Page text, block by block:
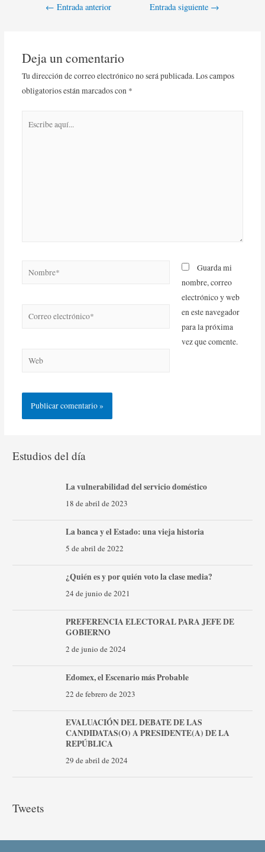
← Entrada anterior Entrada siguiente →
Deja un comentario
Tu dirección de correo electrónico no será publicada.Los campos
obligatorios están marcados con *
Guarda mi
nombre, correo
electrónico y web
en este navegador
para la próxima
vez que comente.
Estudios del día
La vulnerabilidad del servicio doméstico
18 de abril de 2023
La banca y el Estado: una vieja historia
5 de abril de 2022
¿Quién es y por quién voto la clase media?
24 de junio de 2021
PREFERENCIA ELECTORAL PARA JEFE DE
GOBIERNO
2 de junio de 2024
Edomex, el Escenario más Probable
22 de febrero de 2023
EVALUACIÓN DEL DEBATE DE LAS
CANDIDATAS(O) A PRESIDENTE(A) DE LA
REPÚBLICA
29 de abril de 2024
Tweets